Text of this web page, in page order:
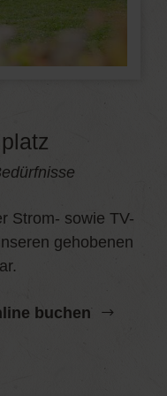
Strom- sowie TV-
gehobenen
buchen